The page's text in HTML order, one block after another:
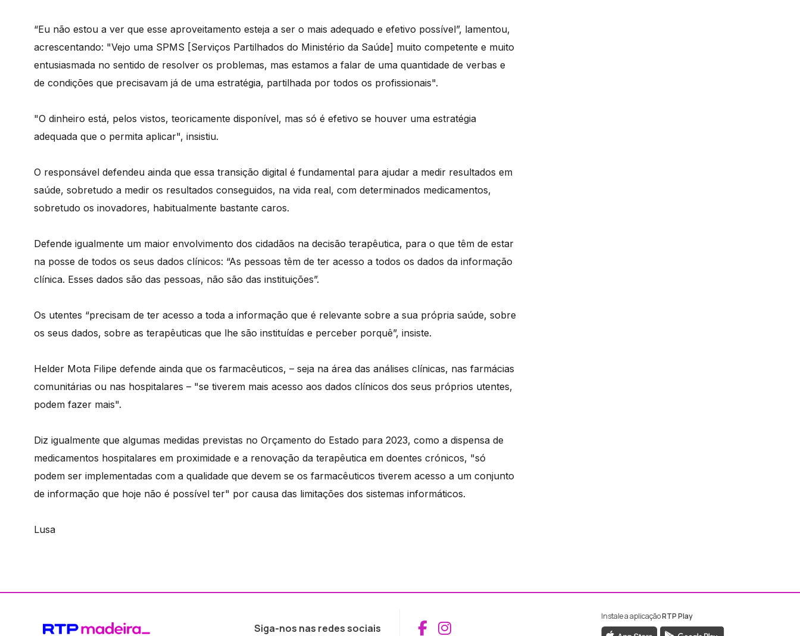
“Eu não estou a ver que esse aproveitamento esteja a ser o mais adequado e efetivo possível”, lamentou,
acrescentando: "Vejo uma SPMS [Serviços Partilhados do Ministério da Saúde] muito competente e muito
entusiasmada no sentido de resolver os problemas, mas estamos a falar de uma quantidade de verbas e
de condições que precisavam já de uma estratégia, partilhada por todos os profissionais".
"O dinheiro está, pelos vistos, teoricamente disponível, mas só é efetivo se houver uma estratégia
adequada que o permita aplicar", insistiu.
O responsável defendeu ainda que essa transição digital é fundamental para ajudar a medir resultados em
saúde, sobretudo a medir os resultados conseguidos, na vida real, com determinados medicamentos,
sobretudo os inovadores, habitualmente bastante caros.
Defende igualmente um maior envolvimento dos cidadãos na decisão terapêutica, para o que têm de estar
na posse de todos os seus dados clínicos: “As pessoas têm de ter acesso a todos os dados da informação
clínica. Esses dados são das pessoas, não são das instituições”.
Os utentes “precisam de ter acesso a toda a informação que é relevante sobre a sua própria saúde, sobre
os seus dados, sobre as terapêuticas que lhe são instituídas e perceber porquê”, insiste.
Helder Mota Filipe defende ainda que os farmacêuticos, – seja na área das análises clínicas, nas farmácias
comunitárias ou nas hospitalares – "se tiverem mais acesso aos dados clínicos dos seus próprios utentes,
podem fazer mais".
Diz igualmente que algumas medidas previstas no Orçamento do Estado para 2023, como a dispensa de
medicamentos hospitalares em proximidade e a renovação da terapêutica em doentes crónicos, "só
podem ser implementadas com a qualidade que devem se os farmacêuticos tiverem acesso a um conjunto
de informação que hoje não é possível ter" por causa das limitações dos sistemas informáticos.
Lusa
Siga-nos nas redes sociais Aceder ao Facebook da RTP Madeira
Aceder ao Instagram da RTP Madeira
Instale a aplicaçãoRTP Play